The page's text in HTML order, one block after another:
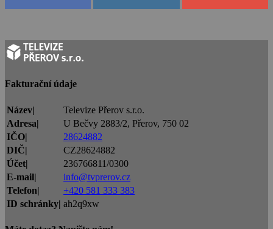
Fakturační údaje
Název|
Televize Přerov s.r.o.
Adresa|
U Bečvy 2883/2, Přerov, 750 02
IČO|
28624882
DIČ|
CZ28624882
Účet|
236766811/0300
E-mail|
info@tvprerov.cz
Telefon|
+420 581 333 383
ID schránky| ah2q9xw